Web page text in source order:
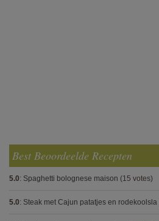
Best Beoordeelde Recepten
5.0: Spaghetti bolognese maison (15 votes)
5.0: Steak met Cajun patatjes en rodekoolsla